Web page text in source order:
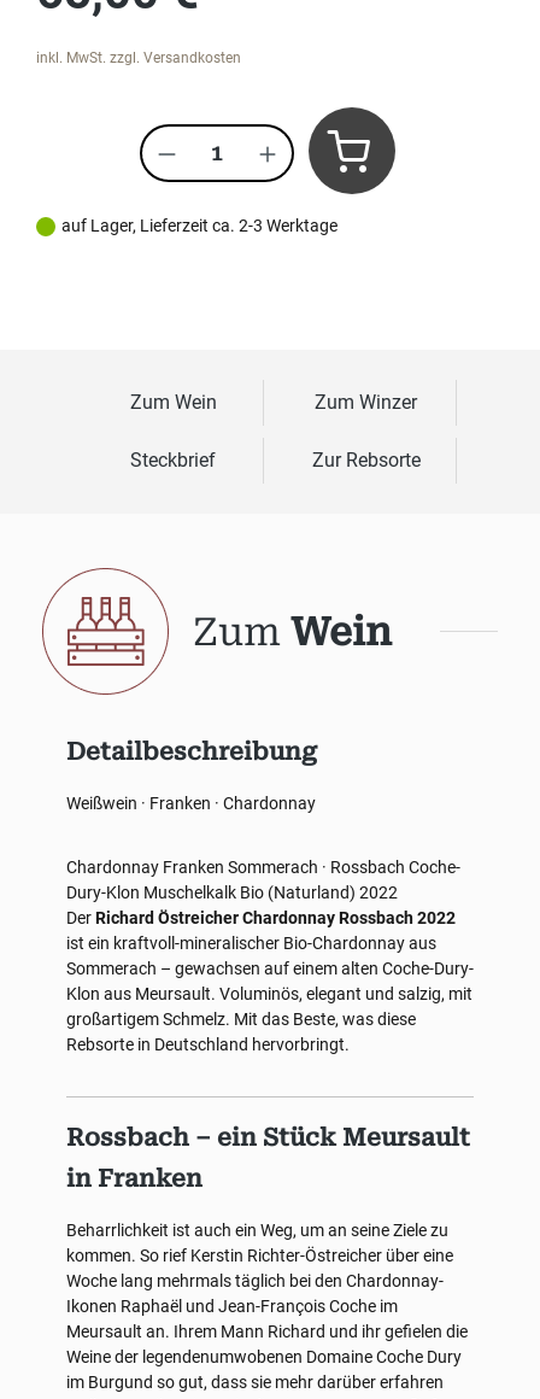
inkl. MwSt. zzgl. Versandkosten
Produkt Anzahl: Gib den
auf Lager, Lieferzeit ca. 2-3 Werktage
Zum Wein Zum Winzer
Steckbrief Zur Rebsorte
Zum Wein
Detailbeschreibung
Weißwein · Franken · Chardonnay
Chardonnay Franken Sommerach · Rossbach Coche-
Dury-Klon Muschelkalk Bio (Naturland) 2022
DerRichard Östreicher Chardonnay Rossbach 2022
ist ein kraftvoll-mineralischer Bio-Chardonnay aus
Sommerach – gewachsen auf einem alten Coche-Dury-
Klon aus Meursault. Voluminös, elegant und salzig, mit
großartigem Schmelz. Mit das Beste, was diese
Rebsorte in Deutschland hervorbringt.
Rossbach – ein Stück Meursault
in Franken
Beharrlichkeit ist auch ein Weg, um an seine Ziele zu
kommen. So rief Kerstin Richter-Östreicher über eine
Woche lang mehrmals täglich bei den Chardonnay-
Ikonen Raphaël und Jean-François Coche im
Meursault an. Ihrem Mann Richard und ihr gefielen die
Weine der legendenumwobenen Domaine Coche Dury
im Burgund so gut, dass sie mehr darüber erfahren